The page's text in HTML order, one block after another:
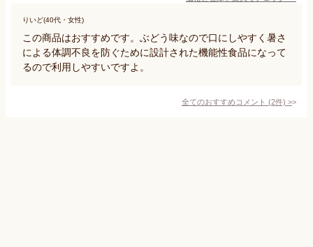
りいど(40代・女性)
この商品はおすすめです。ぶどう味なので口にしやすく暑さ
による体調不良を防ぐために設計された機能性食品になって
るので利用しやすいですよ。
全てのおすすめコメント (2件) >